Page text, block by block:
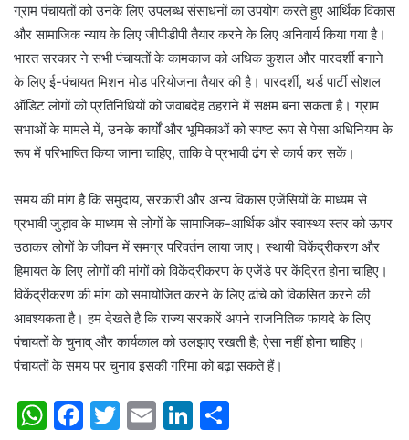
ग्राम पंचायतों को उनके लिए उपलब्ध संसाधनों का उपयोग करते हुए आर्थिक विकास
और सामाजिक न्याय के लिए जीपीडीपी तैयार करने के लिए अनिवार्य किया गया है।
भारत सरकार ने सभी पंचायतों के कामकाज को अधिक कुशल और पारदर्शी बनाने
के लिए ई-पंचायत मिशन मोड परियोजना तैयार की है। पारदर्शी, थर्ड पार्टी सोशल
ऑडिट लोगों को प्रतिनिधियों को जवाबदेह ठहराने में सक्षम बना सकता है। ग्राम
सभाओं के मामले में, उनके कार्यों और भूमिकाओं को स्पष्ट रूप से पेसा अधिनियम के
रूप में परिभाषित किया जाना चाहिए, ताकि वे प्रभावी ढंग से कार्य कर सकें।
समय की मांग है कि समुदाय, सरकारी और अन्य विकास एजेंसियों के माध्यम से
प्रभावी जुड़ाव के माध्यम से लोगों के सामाजिक-आर्थिक और स्वास्थ्य स्तर को ऊपर
उठाकर लोगों के जीवन में समग्र परिवर्तन लाया जाए। स्थायी विकेंद्रीकरण और
हिमायत के लिए लोगों की मांगों को विकेंद्रीकरण के एजेंडे पर केंद्रित होना चाहिए।
विकेंद्रीकरण की मांग को समायोजित करने के लिए ढांचे को विकसित करने की
आवश्यकता है। हम देखते है कि राज्य सरकारें अपने राजनितिक फायदे के लिए
पंचायतों के चुनाव् और कार्यकाल को उलझाए रखती है; ऐसा नहीं होना चाहिए।
पंचायतों के समय पर चुनाव इसकी गरिमा को बढ़ा सकते हैं।
W F
T
E
Li